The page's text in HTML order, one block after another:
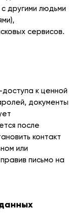
другими людьми
сервисов.
к ценной
документы
после
контакт
или
письмо на